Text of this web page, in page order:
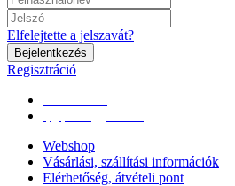
Elfelejtette a jelszavát?
Bejelentkezés
Regisztráció
Webshop
Vásárlási, szállítási információk
Elérhetőség, átvételi pont